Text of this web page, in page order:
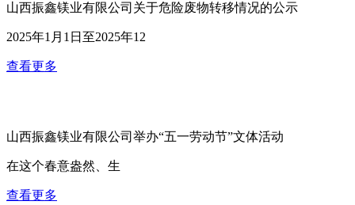
山西振鑫镁业有限公司关于危险废物转移情况的公示
2025年1月1日至2025年12
查看更多
山西振鑫镁业有限公司举办“五一劳动节”文体活动
在这个春意盎然、生
查看更多